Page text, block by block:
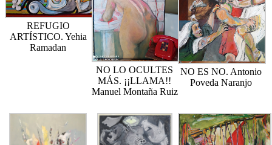
REFUGIO
ARTÍSTICO. Yehia
Ramadan
NO LO OCULTES
MÁS. ¡¡LLAMA!!
Manuel Montaña Ruiz
NO ES NO. Antonio
Poveda Naranjo